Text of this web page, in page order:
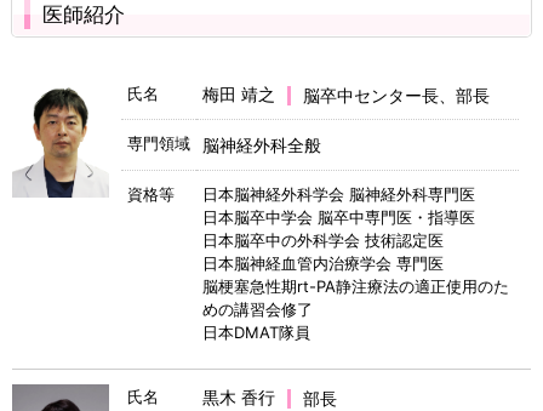
医師紹介
氏名 梅田 靖之 脳卒中センター長、部長
専門領域 脳神経外科全般
資格等
日本脳神経外科学会 脳神経外科専門医
日本脳卒中学会 脳卒中専門医・指導医
日本脳卒中の外科学会 技術認定医
日本脳神経血管内治療学会 専門医
脳梗塞急性期rt-PA静注療法の適正使用のた
めの講習会修了
日本DMAT隊員
氏名 黒木 香行 部長